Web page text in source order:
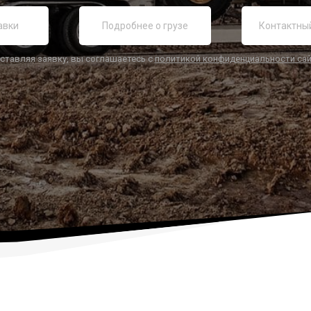
заявку, вы соглашаетесь сполитикой конфиденциальности